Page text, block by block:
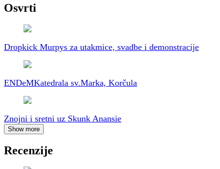
Osvrti
Dropkick Murpys za utakmice, svadbe i demonstracije
ENDeMKatedrala sv.Marka, Korčula
Znojni i sretni uz Skunk Anansie
Show more
Recenzije